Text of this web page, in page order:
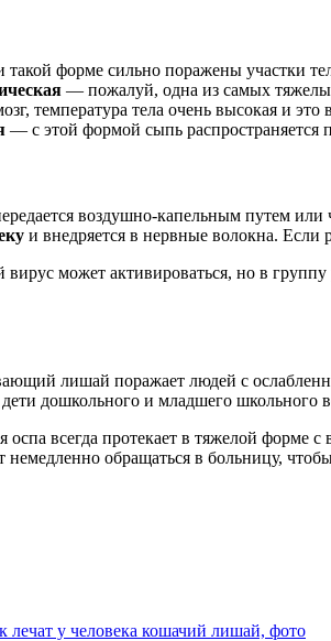
форме сильно поражены участки
— пожалуй, одна из самых
температура тела очень высокая и
— с этой формой сыпь распространяется
воздушно-капельным путем
и внедряется в нервные волокна. Если
может активироваться, но в
лишай поражает людей с
дошкольного и младшего школьного
оспа всегда протекает в тяжелой
немедленно обращаться в больницу,
лечат у человека кошачий лишай, фото